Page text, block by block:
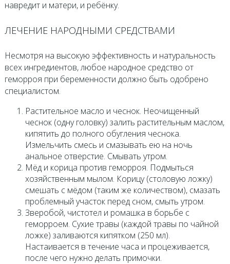
навредит и матери, и ребёнку.
ЛЕЧЕНИЕ НАРОДНЫМИ СРЕДСТВАМИ
Несмотря на высокую эффективность и натуральность
всех ингредиентов, любое народное средство от
геморроя при беременности должно быть одобрено
специалистом.
Растительное масло и чеснок. Неочищенный
чеснок (одну головку) залить растительным маслом,
кипятить до полного обугления чеснока.
Измельчить смесь и смазывать ею на ночь
анальное отверстие. Смывать утром.
Мёд и корица против геморроя. Подмыться
хозяйственным мылом. Корицу (столовую ложку)
смешать с мёдом (таким же количеством), смазать
проблемный участок перед сном, смыть утром.
Зверобой, чистотел и ромашка в борьбе с
геморроем. Сухие травы (каждой травы по чайной
ложке) заливаются кипятком (250 мл).
Настаивается в течение часа и процеживается,
после чего нужно делать примочки.